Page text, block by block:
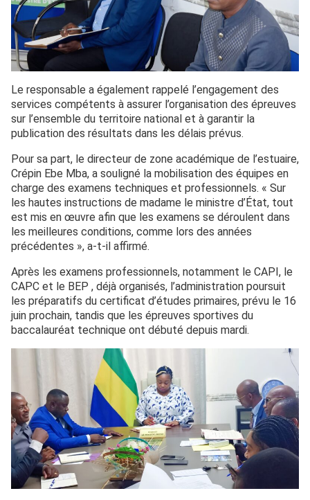
Le responsable a également rappelé l’engagement des
services compétents à assurer l’organisation des épreuves
sur l’ensemble du territoire national et à garantir la
publication des résultats dans les délais prévus.
Pour sa part, le directeur de zone académique de l’estuaire,
Crépin Ebe Mba, a souligné la mobilisation des équipes en
charge des examens techniques et professionnels. « Sur
les hautes instructions de madame le ministre d’État, tout
est mis en œuvre afin que les examens se déroulent dans
les meilleures conditions, comme lors des années
précédentes », a-t-il affirmé.
Après les examens professionnels, notamment le CAPI, le
CAPC et le BEP , déjà organisés, l’administration poursuit
les préparatifs du certificat d’études primaires, prévu le 16
juin prochain, tandis que les épreuves sportives du
baccalauréat technique ont débuté depuis mardi.